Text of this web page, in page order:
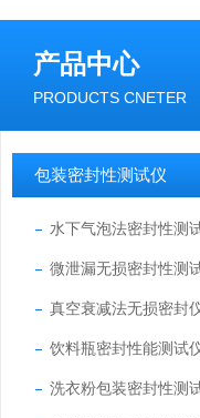
产品中心
PRODUCTS CNETER
包装密封性测试仪
水下气泡法密封性测
微泄漏无损密封性测
真空衰减法无损密封
饮料瓶密封性能测试
洗衣粉包装密封性测